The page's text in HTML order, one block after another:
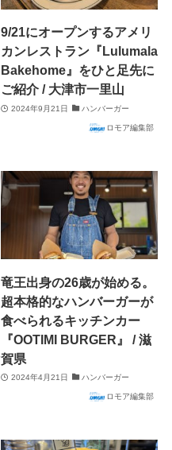
9/21にオープンするアメリ
カンレストラン『Lulumala
Bakehome』をひと足先に
ご紹介 / 大津市一里山
2024年9月21日 ハンバーガー
ロモア編集部
竜王出身の26歳が始める。
超本格的なハンバーガーが
食べられるキッチンカー
『OOTIMI BURGER』 / 滋
賀県
2024年4月21日 ハンバーガー
ロモア編集部